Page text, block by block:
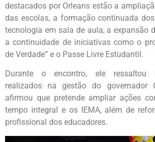
destacados por Orleans estão a
das escolas, a formação continuada
tecnologia em sala de aula, a expansão
a continuidade de iniciativas como o
de Verdade” e o Passe Livre Estudantil.
Durante o encontro, ele ressaltou
realizados na gestão do governador
afirmou que pretende ampliar ações
tempo integral e os IEMA, além de
profissional dos educadores.